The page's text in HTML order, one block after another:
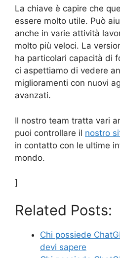
La chiave è capire che
essere molto utile. Può
anche in varie attività
molto più veloci. La
ha particolari capacità di
ci aspettiamo di vedere
miglioramenti con nuovi
avanzati.
Il nostro team tratta vari
puoi controllare il nostro
in contatto con le ultime
mondo.
]
Related Posts:
Chi possiede
devi sapere